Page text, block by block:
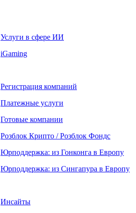
Услуги в сфере ИИ
iGaming
Регистрация компаний
Платежные услуги
Готовые компании
Розблок Крипто / Розблок Фондс
Юрподдержка: из Гонконга в Европу
Юрподдержка: из Сингапура в Европу
Инсайты